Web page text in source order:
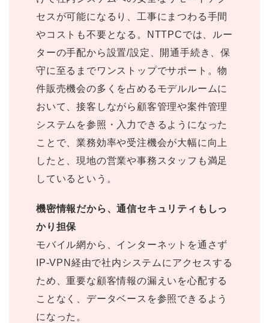
セスが可能になるり、工事にまつわる手間
やコストも不要となる。NTTPCでは、ルー
ターの手配から設置/設定、開通手続き、保
守に至るまでワンストップでサポート。物
件販売機会の多くを占めるモデルルームに
おいて、接客しながら顧客管理や案件管理
システムを参照・入力できるようになった
ことで、業務効率や受注機会が大幅に向上
したと、現地の営業や事務スタッフも満足
しているという。
機密情報だから、通信セキュリティもしっ
かり担保
モバイル網から、インターネットを通さず
IP-VPN経由で社内システムにアクセスする
ため、重要な顧客情報の漏えいを心配する
ことなく、データベースを参照できるよう
になった。